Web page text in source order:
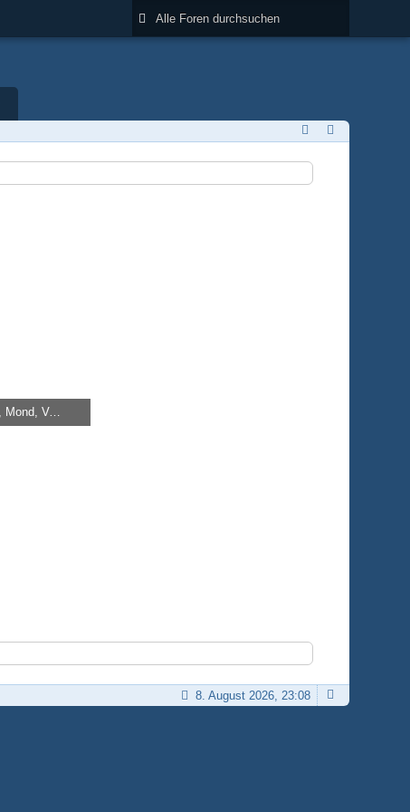
Klarer Nachthimmel mit Orion, Mond, Venus
8. August 2026, 23:08